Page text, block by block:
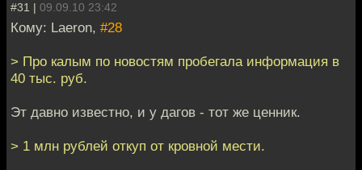
#31 | 09.09.10 23:42
Кому: Laeron, #28
> Про калым по новостям пробегала информация в
40 тыс. руб.
Эт давно известно, и у дагов - тот же ценник.
> 1 млн рублей откуп от кровной мести.